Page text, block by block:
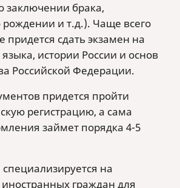
заключении брака,
рождении и т.д.). Чаще всего
придется сдать экзамен на
языка, истории России и основ
Российской Федерации.
придется пройти
регистрацию, а сама
займет порядка 4-5
на
граждан для